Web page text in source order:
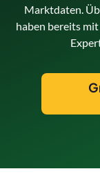
Marktdaten.
haben bereits